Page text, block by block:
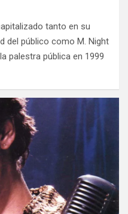
tanto en su
del público como M. Night
palestra pública en 1999